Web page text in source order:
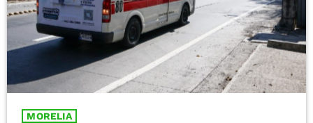
MORELIA